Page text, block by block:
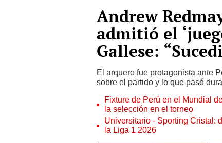
Andrew
admitió el
Gallese:
El arquero fue protagonista ante
sobre el partido y lo que pasó
Fixture de Perú en el Mundial
la selección en el torneo
Universitario - Sporting Cristal:
la Liga 1 2026